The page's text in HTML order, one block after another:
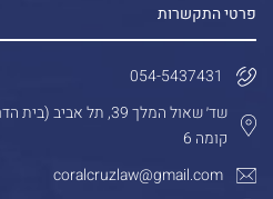
פרטי התקשרות
054-5437431
שד׳ שאול המלך 39, תל אביב (בית הדר דפנה),
קומה 6
coralcruzlaw@gmail.com